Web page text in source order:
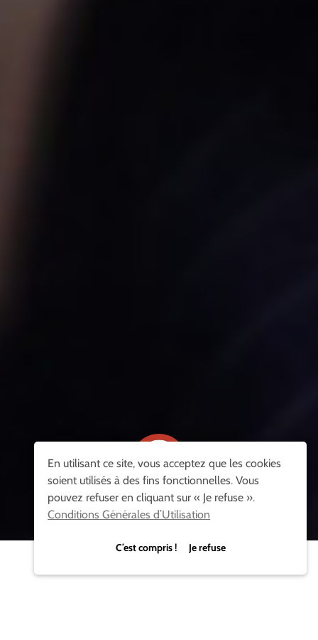
En utilisant ce site, vous acceptez que les cookies
soient utilisés à des fins fonctionnelles. Vous
pouvez refuser en cliquant sur « Je refuse ».
Conditions Générales d’Utilisation
C’est compris ! Je refuse
LIRE LA VIDÉO